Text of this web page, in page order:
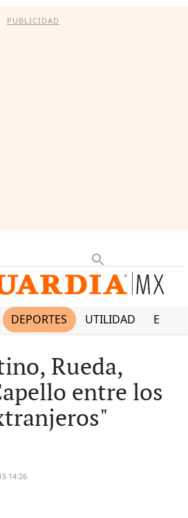
PUBLICIDAD
DEPORTES UTILIDAD
Rueda,
entre los
14:26